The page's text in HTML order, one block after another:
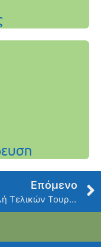
Επόμενο
Αναβολή Τελικών Τουρνουά